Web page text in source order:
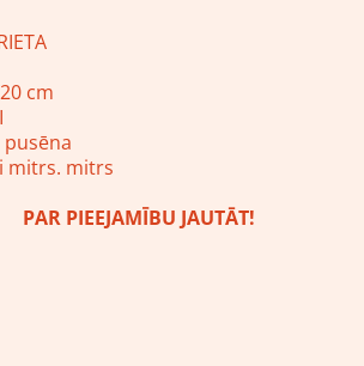
cm
pusēna
mitrs. mitrs
PAR PIEEJAMĪBU JAUTĀT!